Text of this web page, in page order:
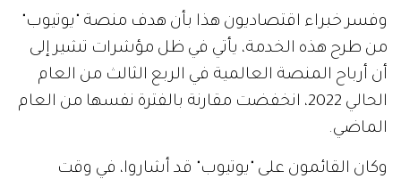
وفسر خبراء اقتصاديون هذا بأن هدف منصة "يوتيوب"
من طرح هذه الخدمة، يأتي في ظل مؤشرات تشير إلى
أن أرباح المنصة العالمية في الربع الثالث من العام
الحالي 2022، انخفضت مقارنة بالفترة نفسها من العام
الماضي.
وكان القائمون على "يوتيوب" قد أشاروا، في وقت